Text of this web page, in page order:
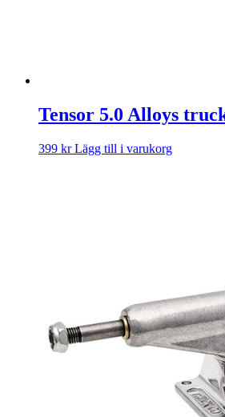
Tensor 5.0 Alloys
399 kr Lägg till i varukorg